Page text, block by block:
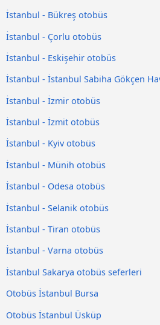
İstanbul - Bükreş otobüs
İstanbul - Çorlu otobüs
İstanbul - Eskişehir otobüs
İstanbul - İstanbul Sabiha Gökçen
İstanbul - İzmir otobüs
İstanbul - İzmit otobüs
İstanbul - Kyiv otobüs
İstanbul - Münih otobüs
İstanbul - Odesa otobüs
İstanbul - Selanik otobüs
İstanbul - Tiran otobüs
İstanbul - Varna otobüs
İstanbul Sakarya otobüs seferleri
Otobüs İstanbul Bursa
Otobüs İstanbul Üsküp